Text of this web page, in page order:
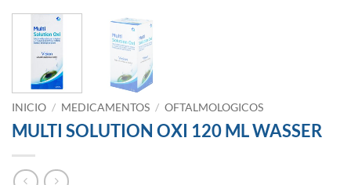
INICIO / MEDICAMENTOS / OFTALMOLOGICOS
MULTI SOLUTION OXI 120 ML WASSER